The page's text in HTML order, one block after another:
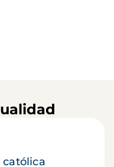
católica